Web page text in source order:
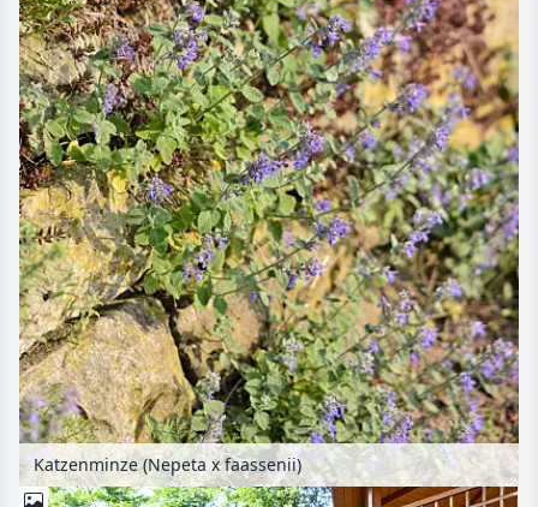
Katzenminze (Nepeta x faassenii)